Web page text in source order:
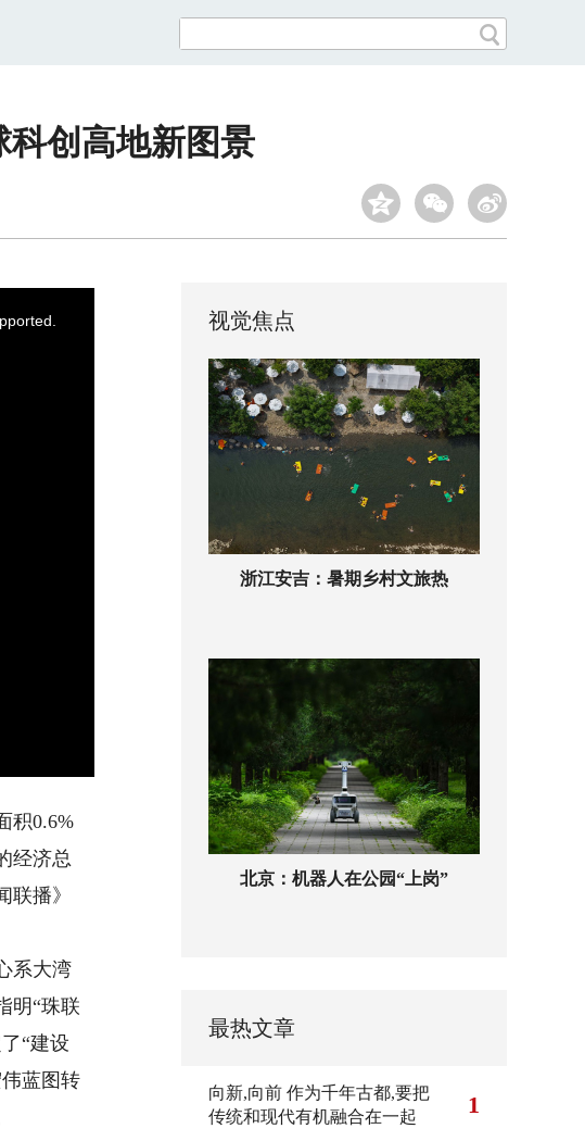
创高地新图景
积0.6%
经济总
播》
系大湾
明“珠联
“建设
蓝图转
视觉焦点
浙江安吉：暑期乡村文旅热
北京：机器人在公园“上岗”
最热文章
向新,向前 作为千年古都,要把
传统和现代有机融合在一起
1